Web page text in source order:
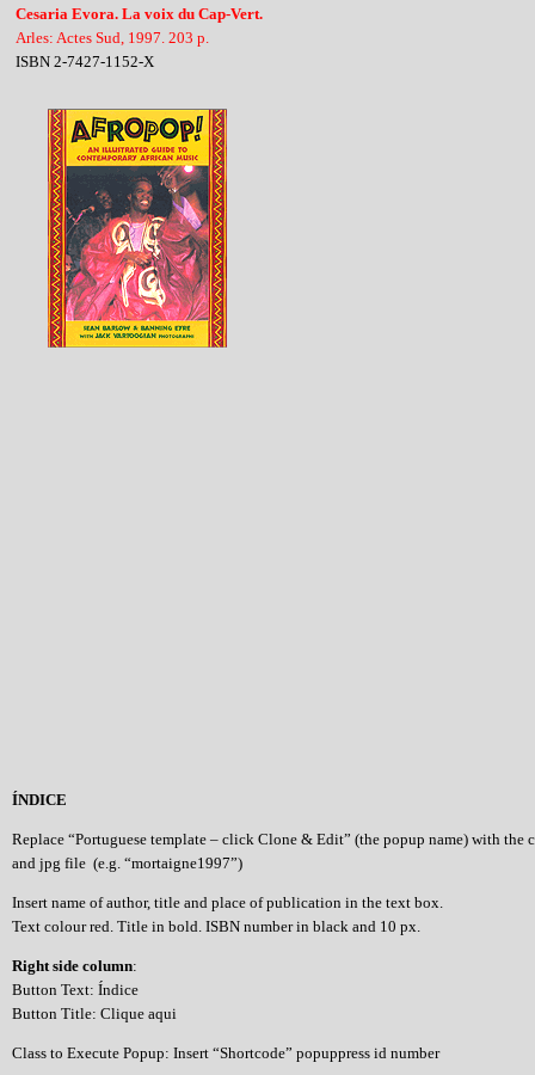
Cesaria Evora. La voix du Cap-Vert.
Arles: Actes Sud, 1997. 203 p.
ISBN 2-7427-1152-X
ÍNDICE
Replace “Portuguese template – click Clone & Edit” (the popup name) with the
and jpg file (e.g. “mortaigne1997”)
Insert name of author, title and place of publication in the text box.
Text colour red. Title in bold. ISBN number in black and 10 px.
Right side column:
Button Text: Índice
Button Title: Clique aqui
Class to Execute Popup: Insert “Shortcode” popuppress id number